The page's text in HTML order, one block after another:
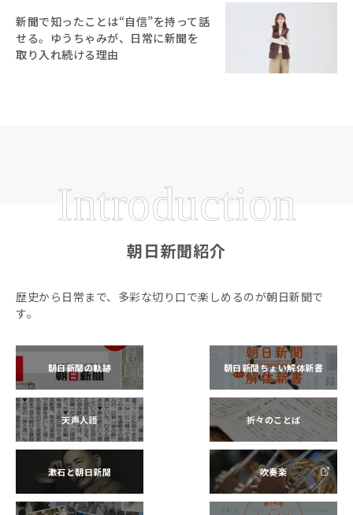
新聞で知ったことは“自信”を持って話
せる。ゆうちゃみが、日常に新聞を
取り入れ続ける理由
Introduction
朝日新聞紹介
歴史から日常まで、多彩な切り口で楽しめるのが朝日新聞で
す。
朝日新聞の軌跡 朝日新聞ちょい解体新書
天声人語 折々のことば
漱石と朝日新聞 吹奏楽